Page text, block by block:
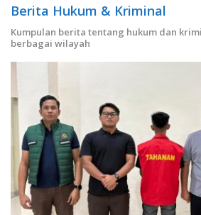
Berita Hukum & Kriminal
Kumpulan berita tentang hukum dan
berbagai wilayah